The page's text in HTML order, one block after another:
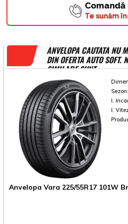
Comandă
Te sunăm
ANVELOPA CAUTATA NU
DIN OFERTA AUTO SOFT.
SIMILARE SUNT
Sezon:
I.
I.
Anvelopa Vara 225/55R17 101W